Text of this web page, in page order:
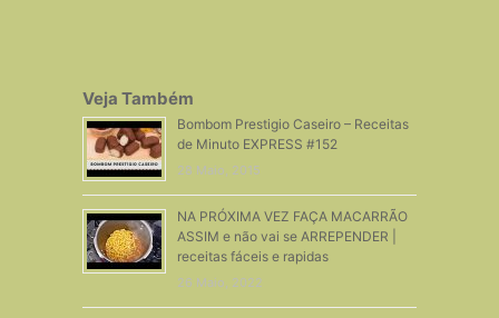
Veja Também
Bombom Prestigio Caseiro – Receitas
de Minuto EXPRESS #152
28 Maio, 2015
NA PRÓXIMA VEZ FAÇA MACARRÃO
ASSIM e não vai se ARREPENDER |
receitas fáceis e rapidas
26 Maio, 2022